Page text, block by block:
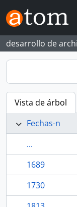
Skip to main content
desarrollo de
Vista de árbol
Fechas-n
...
1689
1730